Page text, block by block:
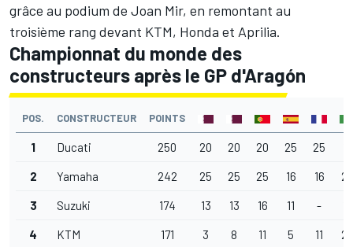
grâce au podium de Joan Mir, en remontant au
troisième rang devant KTM, Honda et Aprilia.
Championnat du monde des
constructeurs après le GP d'Aragón
POS. CONSTRUCTEUR POINTS
1 Ducati 250 20 20 20 25 25
2 Yamaha 242 25 25 25 16 16 25
3 Suzuki 174 13 13 16 11 -
4 KTM 171 3 8 11 5 11 20